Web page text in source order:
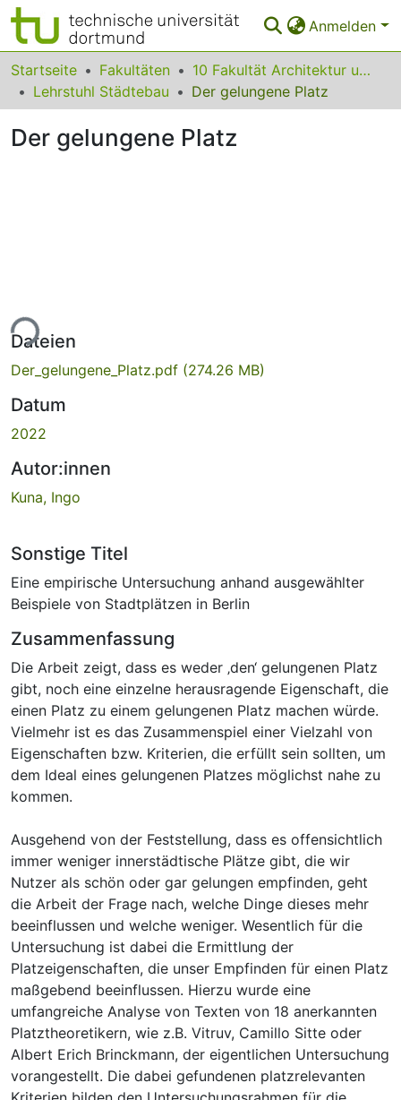
Anmelden
Bereiche & Sammlungen
Das gesamte Repositorium
Statistiken
Startseite Fakultäten
10 Fakultät Architektur und Bauingenieurwesen
Lehrstuhl Städtebau
Der gelungene Platz
Der gelungene Platz
Dateien
Der_gelungene_Platz.pdf (274.26 MB)
Datum
2022
Autor:innen
Kuna, Ingo
Sonstige Titel
Eine empirische Untersuchung anhand ausgewählter
Beispiele von Stadtplätzen in Berlin
Zusammenfassung
Die Arbeit zeigt, dass es weder ‚den‘ gelungenen Platz
gibt, noch eine einzelne herausragende Eigenschaft, die
einen Platz zu einem gelungenen Platz machen würde.
Vielmehr ist es das Zusammenspiel einer Vielzahl von
Eigenschaften bzw. Kriterien, die erfüllt sein sollten, um
dem Ideal eines gelungenen Platzes möglichst nahe zu
kommen.
Ausgehend von der Feststellung, dass es offensichtlich
immer weniger innerstädtische Plätze gibt, die wir
Nutzer als schön oder gar gelungen empfinden, geht
die Arbeit der Frage nach, welche Dinge dieses mehr
beeinflussen und welche weniger. Wesentlich für die
Untersuchung ist dabei die Ermittlung der
Platzeigenschaften, die unser Empfinden für einen Platz
maßgebend beeinflussen. Hierzu wurde eine
umfangreiche Analyse von Texten von 18 anerkannten
Platztheoretikern, wie z.B. Vitruv, Camillo Sitte oder
Albert Erich Brinckmann, der eigentlichen Untersuchung
vorangestellt. Die dabei gefundenen platzrelevanten